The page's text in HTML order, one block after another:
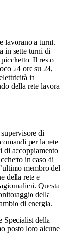
lavorano a turni.
in sette turni di
Il resto
24 ore su 24,
in
della rete lavora
di
per la rete.
di accoppiamento
in caso di
membro del
della rete e
Questa
della
di energia.
Specialist della
posto loro alcune